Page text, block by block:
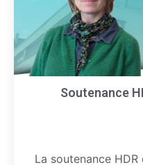
Soutenance
La soutenance